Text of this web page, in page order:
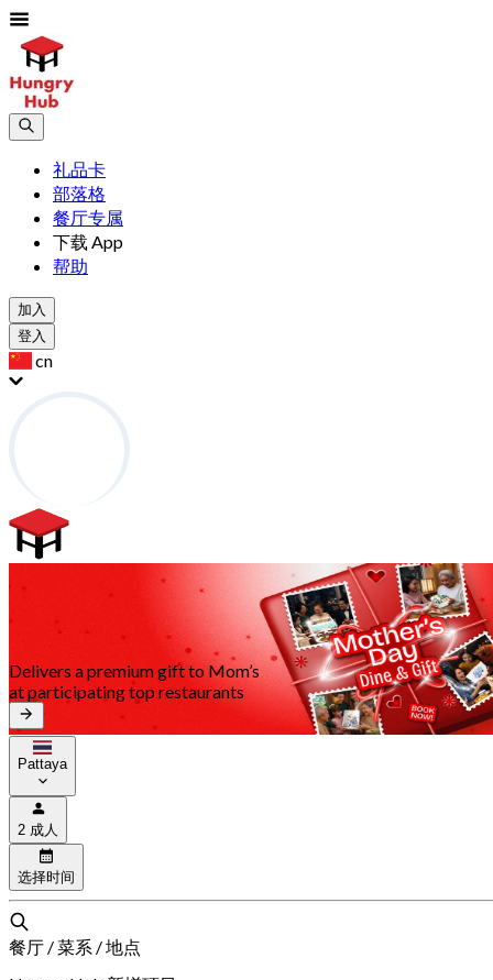
礼品卡
部落格
餐厅专属
下载 App
帮助
加入
登入
cn
Delivers a premium gift to Mom’s
at participating top restaurants
Pattaya
2 成人
选择时间
餐厅 / 菜系 / 地点